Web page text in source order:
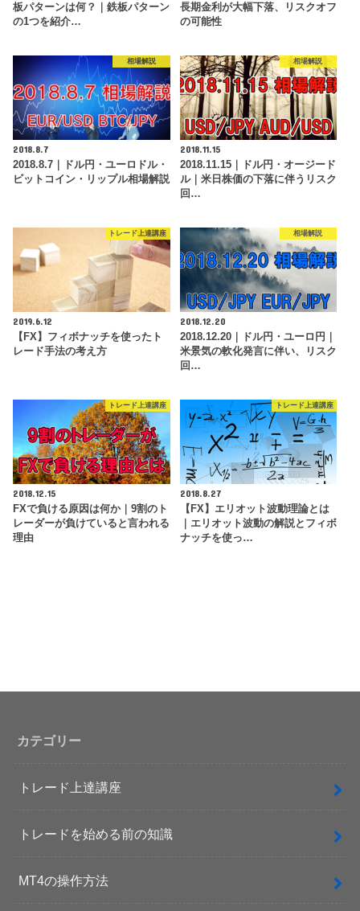
板パターンは何？｜鉄板パターン
の1つを紹介…
長期金利が大幅下落、リスクオフ
の可能性
相場解説
2018.8.7
2018.8.7｜ドル円・ユーロドル・
ビットコイン・リップル相場解説
相場解説
2018.11.15
2018.11.15｜ドル円・オージード
ル｜米日株価の下落に伴うリスク
回…
トレード上達講座
2019.6.12
【FX】フィボナッチを使ったト
レード手法の考え方
相場解説
2018.12.20
2018.12.20｜ドル円・ユーロ円｜
米景気の軟化発言に伴い、リスク
回…
トレード上達講座
2018.12.15
FXで負ける原因は何か｜9割のト
レーダーが負けていると言われる
理由
トレード上達講座
2018.8.27
【FX】エリオット波動理論とは
｜エリオット波動の解説とフィボ
ナッチを使っ…
カテゴリー
トレード上達講座
トレードを始める前の知識
MT4の操作方法